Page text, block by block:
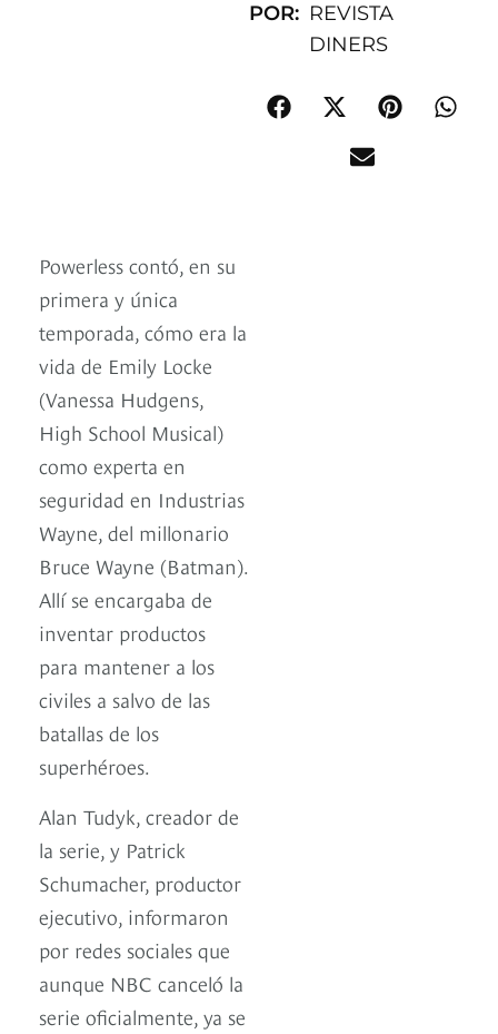
POR: REVISTA
DINERS
Powerless contó, en su
primera y única
temporada, cómo era la
vida de Emily Locke
(Vanessa Hudgens,
High School Musical)
como experta en
seguridad en Industrias
Wayne, del millonario
Bruce Wayne (Batman).
Allí se encargaba de
inventar productos
para mantener a los
civiles a salvo de las
batallas de los
superhéroes.
Alan Tudyk, creador de
la serie, y Patrick
Schumacher, productor
ejecutivo, informaron
por redes sociales que
aunque NBC canceló la
serie oficialmente, ya se